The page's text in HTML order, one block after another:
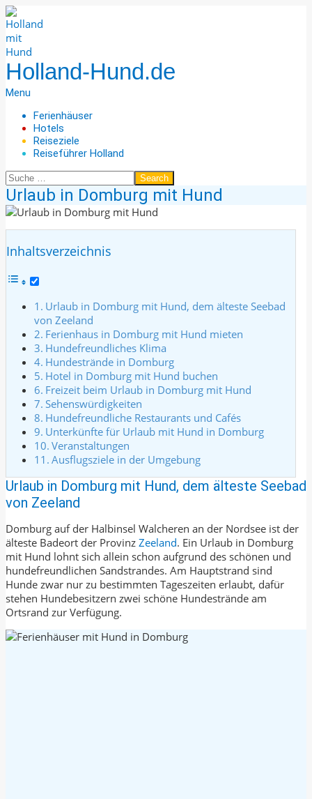
Skip
to
content
Holland-Hund.de
Secondary
Menu
Menu
Ferienhäuser
Hotels
Reiseziele
Reiseführer Holland
Search
Urlaub in Domburg mit Hund
Inhaltsverzeichnis
Urlaub in Domburg mit Hund, dem älteste Seebad
von Zeeland
Ferienhaus in Domburg mit Hund mieten
Hundefreundliches Klima
Hundestrände in Domburg
Hotel in Domburg mit Hund buchen
Freizeit beim Urlaub in Domburg mit Hund
Sehenswürdigkeiten
Hundefreundliche Restaurants und Cafés
Unterkünfte für Urlaub mit Hund in Domburg
Veranstaltungen
Ausflugsziele in der Umgebung
Urlaub in Domburg mit Hund, dem älteste Seebad
von Zeeland
Domburg auf der Halbinsel Walcheren an der Nordsee ist der
älteste Badeort der Provinz Zeeland. Ein Urlaub in Domburg
mit Hund lohnt sich allein schon aufgrund des schönen und
hundefreundlichen Sandstrandes. Am Hauptstrand sind
Hunde zwar nur zu bestimmten Tageszeiten erlaubt, dafür
stehen Hundebesitzern zwei schöne Hundestrände am
Ortsrand zur Verfügung.